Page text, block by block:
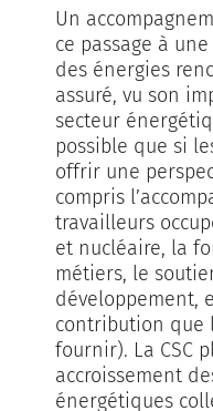
Un
ce passage à
des énergies
assuré, vu son
secteur
possible que si
offrir une
compris
travailleurs
et nucléaire, la
métiers, le
développement,
contribution que
fournir). La CSC
accroissement
énergétiques